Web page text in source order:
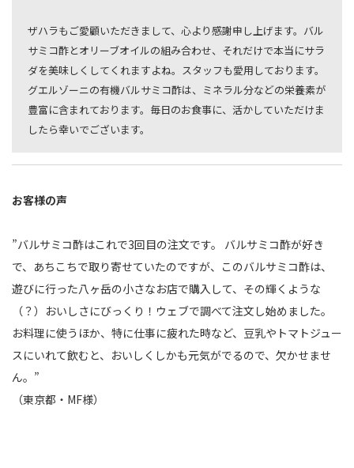
ザハラもご愛顧いただきまして、心より感謝申し上げます。バル
サミコ酢とオリーブオイルの組み合わせ、それだけで本当にサラ
ダを美味しくしてくれますよね。スタッフも愛用しております。
グエルゾーニの有機バルサミコ酢は、ミネラル分などの栄養素が
豊富に含まれております。毎日のお食事に、活かしていただけま
したら幸いでございます。
お客様の声
”バルサミコ酢はこれで3回目の注文です。
バルサミコ酢が好き
で、あちこちで取り寄せていたのですが、このバルサミコ酢は、
遊びに行った八ヶ岳の小さなお店で購入して、その輝くような
（？）おいしさにびっくり！ウェブで調べて注文し始めました。
お料理に使うほか、特に仕事に疲れた時など、豆乳やトマトジュー
スにいれて飲むと、おいしくしかも元気がでるので、欠かせませ
ん。”
（東京都・MF様）